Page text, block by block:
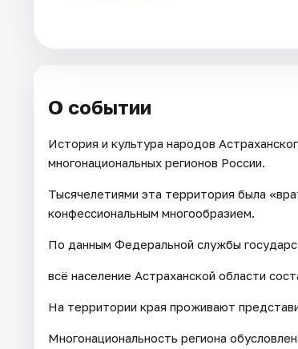
О событии
История и культура народов
многонациональных регионов России.
Тысячелетиями эта территория была
конфессиональным многообразием.
По данным Федеральной службы
всё население Астраханской области
На территории края проживают
Многонациональность региона